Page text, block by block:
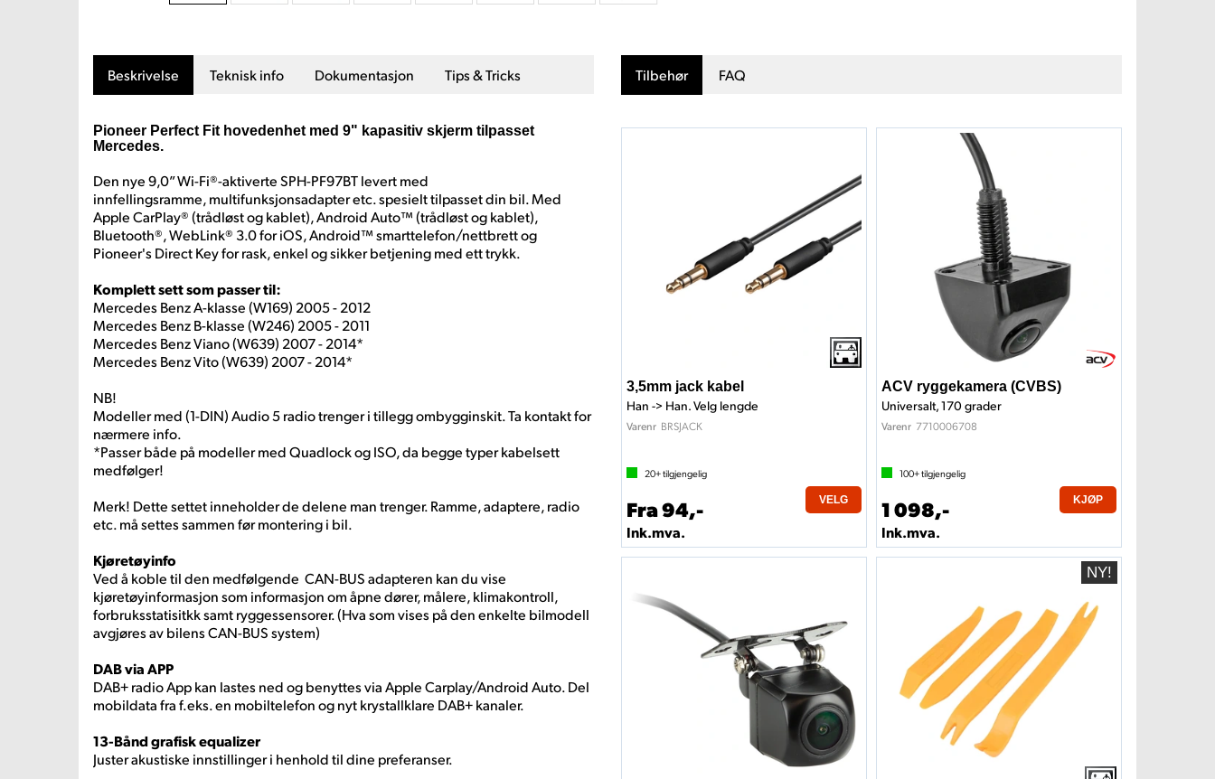
Beskrivelse Teknisk info Dokumentasjon Tips & Tricks
Pioneer Perfect Fit hovedenhet med 9" kapasitiv skjerm tilpasset
Mercedes.
Den nye 9,0” Wi-Fi®-aktiverte SPH-PF97BT levert med
innfellingsramme, multifunksjonsadapter etc. spesielt tilpasset din bil. Med
Apple CarPlay® (trådløst og kablet), Android Auto™ (trådløst og kablet),
Bluetooth®, WebLink® 3.0 for iOS, Android™ smarttelefon/nettbrett og
Pioneer's Direct Key for rask, enkel og sikker betjening med ett trykk.
Komplett sett som passer til:
Mercedes Benz A-klasse (W169) 2005 - 2012
Mercedes Benz B-klasse (W246) 2005 - 2011
Mercedes Benz Viano (W639) 2007 - 2014*
Mercedes Benz Vito (W639) 2007 - 2014*
NB!
Modeller med (1-DIN) Audio 5 radio trenger i tillegg ombygginskit. Ta kontakt for
nærmere info.
*Passer både på modeller med Quadlock og ISO, da begge typer kabelsett
medfølger!
Merk! Dette settet inneholder de delene man trenger. Ramme, adaptere, radio
etc. må settes sammen før montering i bil.
Kjøretøyinfo
Ved å koble til den medfølgende CAN-BUS adapteren kan du vise
kjøretøyinformasjon som informasjon om åpne dører, målere, klimakontroll,
forbruksstatisitkk samt ryggessensorer. (Hva som vises på den enkelte bilmodell
avgjøres av bilens CAN-BUS system)
DAB via APP
DAB+ radio App kan lastes ned og benyttes via Apple Carplay/Android Auto. Del
mobildata fra f.eks. en mobiltelefon og nyt krystallklare DAB+ kanaler.
13-Bånd grafisk equalizer
Juster akustiske innstillinger i henhold til dine preferanser.
Tilbehør FAQ
3,5mm jack kabel
Han -> Han. Velg lengde
Varenr BRSJACK
20+tilgjengelig
Fra 94,-
Ink.mva.
VELG
ACV ryggekamera (CVBS)
Universalt, 170 grader
Varenr 7710006708
100+tilgjengelig
1 098,-
Ink.mva.
KJØP